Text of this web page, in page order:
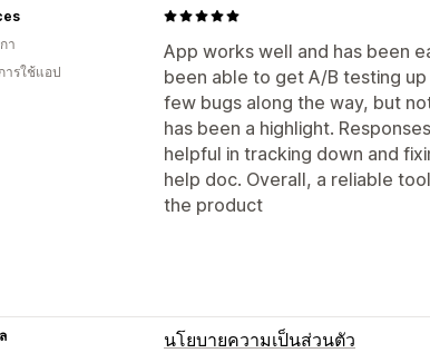
App works well and has been
been able to get A/B testing
few bugs along the way, but
has been a highlight.
helpful in tracking down and
help doc. Overall, a reliable
the product
า
ารใช้แอป
นโยบายความเป็นส่วนตัว